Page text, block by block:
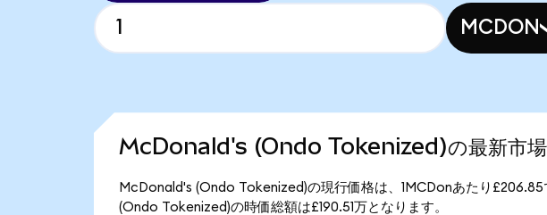
MCDON
McDonald's (Ondo Tokenized)の最新市場
McDonald's (Ondo Tokenized)の現行価格は、1MCDonあたり
(Ondo Tokenized)の時価総額は£190.51万となります。